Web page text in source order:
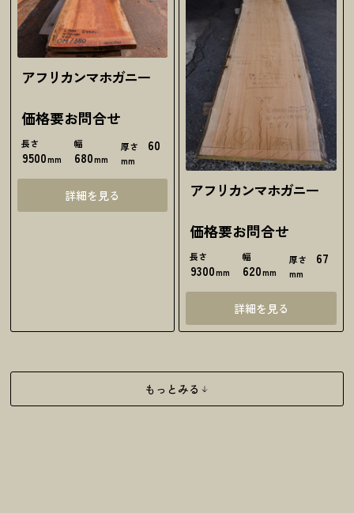
アフリカンマホガニー
価格要お問合せ
長さ
9500mm
幅
680mm
厚さ 60
mm
詳細を見る
アフリカンマホガニー
価格要お問合せ
長さ
9300mm
幅
620mm
厚さ 67
mm
詳細を見る
もっとみる